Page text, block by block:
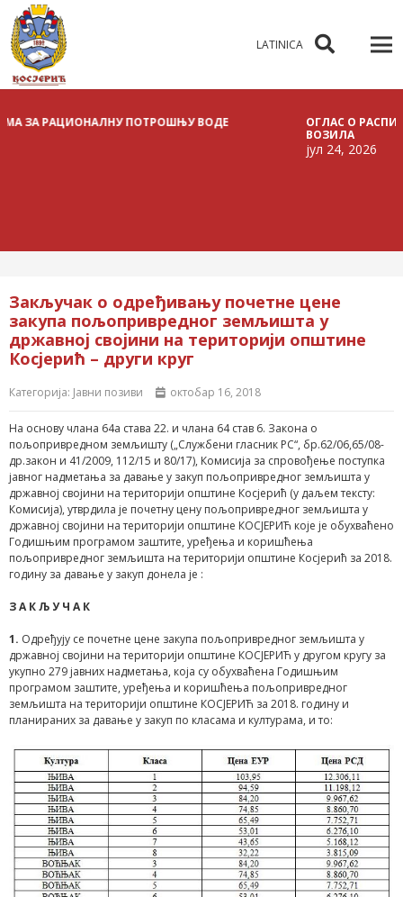
LATINICA
ПОТРОШЊУ ВОДЕ
ОГЛАС О РАСПИСИВАЊУ
јул 24, 2026
Закључак о одређивању почетне цене
закупа пољопривредног земљишта у
државној својини на територији општине
Косјерић – други круг
Категорија: Јавни позиви октобар 16, 2018
На основу члана 64a става 22. и члана 64 став 6. Закона о
пољопривредном земљишту („Службени гласник РС“, бр.62/06,65/08-
др.закон и 41/2009, 112/15 и 80/17), Комисија за спровођење поступка
јавног надметања за давање у закуп пољопривредног земљишта у
државној својини на територији општине Косјерић (у даљем тексту:
Комисија), утврдила је почетну цену пољопривредног земљишта у
државној својини на територији општине КОСЈЕРИЋ које је обухваћено
Годишњим програмом заштите, уређења и коришћења
пољопривредног земљишта на територији општине Косјерић за 2018.
годину за давање у закуп донела је :
З А К Љ У Ч А К
1. Одређују се почетне цене закупа пољопривредног земљишта у
државној својини на територији општине КОСЈЕРИЋ у другом кругу за
укупно 279 јавних надметања, која су обухваћена Годишњим
програмом заштите, уређења и коришћења пољопривредног
земљишта на територији општине КОСЈЕРИЋ за 2018. годину и
планираних за давање у закуп по класама и културама, и то: